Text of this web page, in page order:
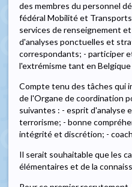
des membres du personnel
fédéral Mobilité et
services de renseignement
d'analyses ponctuelles et
correspondants; - participer
l'extrémisme tant en
Compte tenu des tâches qui
de l'Organe de coordination
suivantes : - esprit d'analyse
terrorisme; - bonne
intégrité et discrétion; -
Il serait souhaitable que les
élémentaires et de la